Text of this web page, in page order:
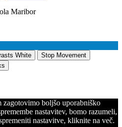
Maribor
White
Stop Movement
boljšo uporabniško
nastavitev, bomo razumeli,
nastavitve, kliknite na več.